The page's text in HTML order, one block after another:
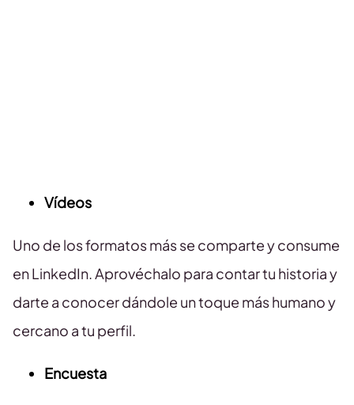
Vídeos
Uno de los formatos más se comparte y consume
en LinkedIn. Aprovéchalo para contar tu historia y
darte a conocer dándole un toque más humano y
cercano a tu perfil.
Encuesta